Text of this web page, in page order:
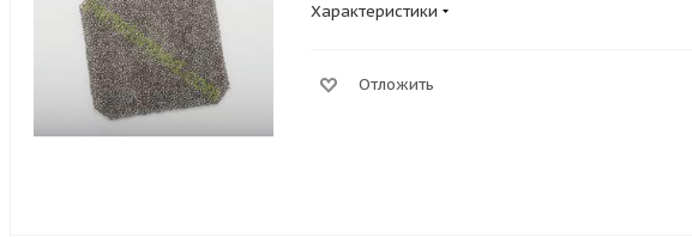
Характеристики
Отложить